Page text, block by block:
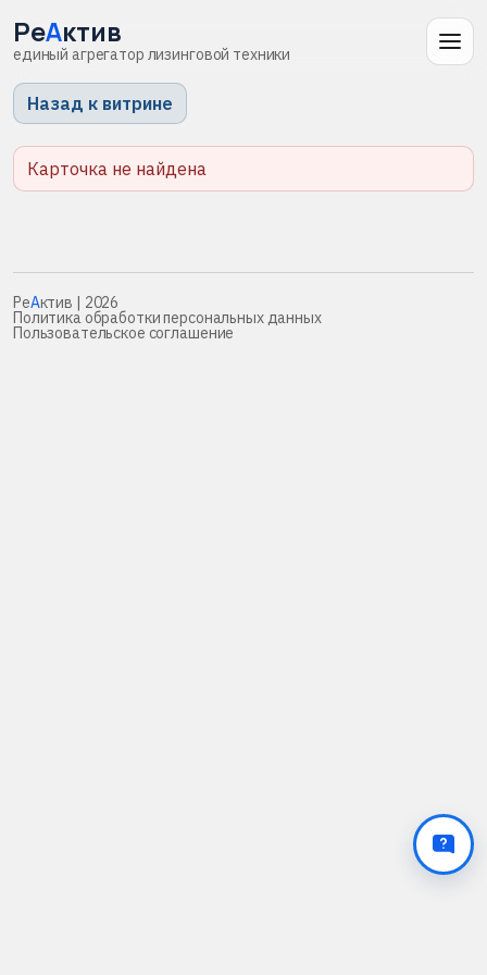
РеАктив
единый агрегатор лизинговой техники
Назад к витрине
Карточка не найдена
РеАктив | 2026
Политика обработки персональных данных
Пользовательское соглашение